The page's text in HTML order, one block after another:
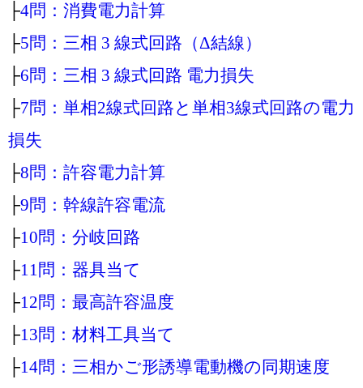
├4問：消費電力計算
├5問：三相 3 線式回路（Δ結線）
├6問：三相 3 線式回路 電力損失
├7問：単相2線式回路と単相3線式回路の電力
損失
├8問：許容電力計算
├9問：幹線許容電流
├10問：分岐回路
├11問：器具当て
├12問：最高許容温度
├13問：材料工具当て
├14問：三相かご形誘導電動機の同期速度